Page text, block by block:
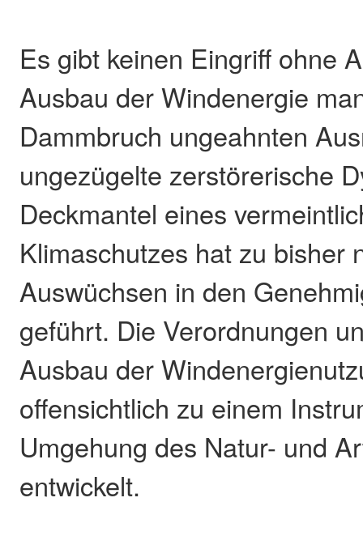
Es gibt keinen Eingriff ohne
Ausbau der Windenergie
Dammbruch ungeahnten
ungezügelte zerstörerische
Deckmantel eines
Klimaschutzes hat zu bisher
Auswüchsen in den
geführt. Die Verordnungen
Ausbau der
offensichtlich zu einem
Umgehung des Natur- und
entwickelt.